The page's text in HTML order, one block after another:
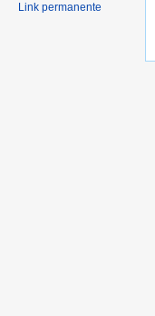
Link permanente